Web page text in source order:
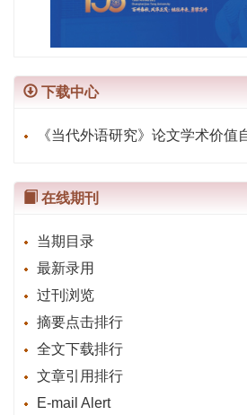
下载中心
《当代外语研究》论文学术价值
在线期刊
当期目录
最新录用
过刊浏览
摘要点击排行
全文下载排行
文章引用排行
E-mail Alert